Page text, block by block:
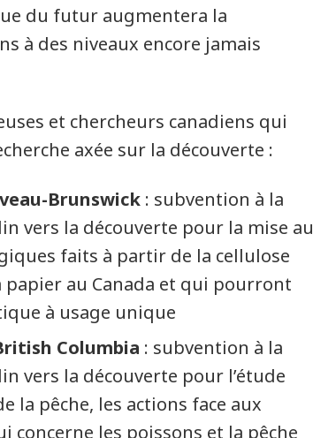
du futur augmentera la
à des niveaux encore jamais
et chercheurs canadiens qui
axée sur la découverte :
Brunswick : subvention à la
vers la découverte pour la mise au
faits à partir de la cellulose
au Canada et qui pourront
à usage unique
Columbia : subvention à la
vers la découverte pour l’étude
la pêche, les actions face aux
concerne les poissons et la pêche